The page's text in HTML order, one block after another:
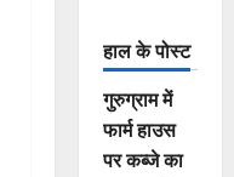
हाल के पोस्ट
गुरुग्राम में
फार्म हाउस
पर कब्जे का